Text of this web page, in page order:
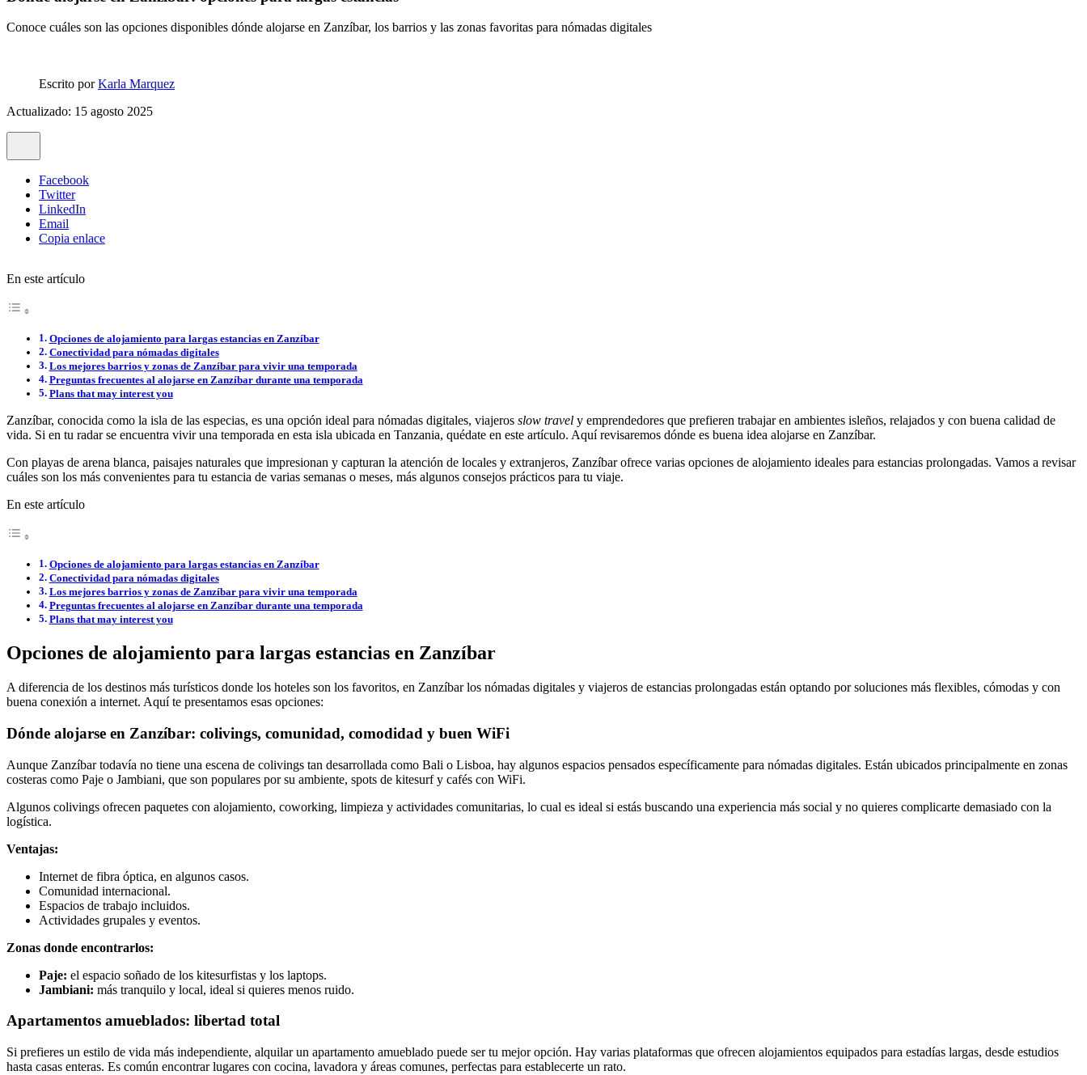
Conoce cuáles son las opciones disponibles dónde alojarse en Zanzíbar, los barrios y las zonas favoritas para nómadas digitales
Escrito porKarla Marquez
Actualizado: 15 agosto 2025
Facebook
Twitter
LinkedIn
Email
Copia enlace
En este artículo
Opciones de alojamiento para largas estancias en Zanzíbar
Conectividad para nómadas digitales
Los mejores barrios y zonas de Zanzíbar para vivir una temporada
Preguntas frecuentes al alojarse en Zanzíbar durante una temporada
Plans that may interest you
Zanzíbar, conocida como la isla de las especias, es una opción ideal para nómadas digitales, viajeros slow travel y emprendedores que prefieren trabajar en ambientes isleños, relajados y con buena calidad de
vida. Si en tu radar se encuentra vivir una temporada en esta isla ubicada en Tanzania, quédate en este artículo. Aquí revisaremos dónde es buena idea alojarse en Zanzíbar.
Con playas de arena blanca, paisajes naturales que impresionan y capturan la atención de locales y extranjeros, Zanzíbar ofrece varias opciones de alojamiento ideales para estancias prolongadas. Vamos a revisar
cuáles son los más convenientes para tu estancia de varias semanas o meses, más algunos consejos prácticos para tu viaje.
En este artículo
Opciones de alojamiento para largas estancias en Zanzíbar
Conectividad para nómadas digitales
Los mejores barrios y zonas de Zanzíbar para vivir una temporada
Preguntas frecuentes al alojarse en Zanzíbar durante una temporada
Plans that may interest you
Opciones de alojamiento para largas estancias en Zanzíbar
A diferencia de los destinos más turísticos donde los hoteles son los favoritos, en Zanzíbar los nómadas digitales y viajeros de estancias prolongadas están optando por soluciones más flexibles, cómodas y con
buena conexión a internet. Aquí te presentamos esas opciones:
Dónde alojarse en Zanzíbar: colivings, comunidad, comodidad y buen WiFi
Aunque Zanzíbar todavía no tiene una escena de colivings tan desarrollada como Bali o Lisboa, hay algunos espacios pensados específicamente para nómadas digitales. Están ubicados principalmente en zonas
costeras como Paje o Jambiani, que son populares por su ambiente, spots de kitesurf y cafés con WiFi.
Algunos colivings ofrecen paquetes con alojamiento, coworking, limpieza y actividades comunitarias, lo cual es ideal si estás buscando una experiencia más social y no quieres complicarte demasiado con la
logística.
Ventajas:
Internet de fibra óptica, en algunos casos.
Comunidad internacional.
Espacios de trabajo incluidos.
Actividades grupales y eventos.
Zonas donde encontrarlos:
Paje: el espacio soñado de los kitesurfistas y los laptops.
Jambiani: más tranquilo y local, ideal si quieres menos ruido.
Apartamentos amueblados: libertad total
Si prefieres un estilo de vida más independiente, alquilar un apartamento amueblado puede ser tu mejor opción. Hay varias plataformas que ofrecen alojamientos equipados para estadías largas, desde estudios
hasta casas enteras. Es común encontrar lugares con cocina, lavadora y áreas comunes, perfectas para establecerte un rato.